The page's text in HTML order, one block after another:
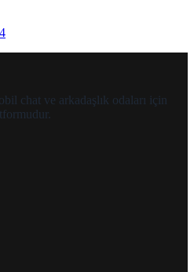
chat ve arkadaşlık odaları için